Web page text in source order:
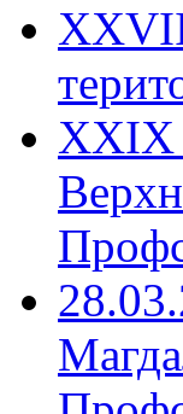
ХХVIII
XXIX